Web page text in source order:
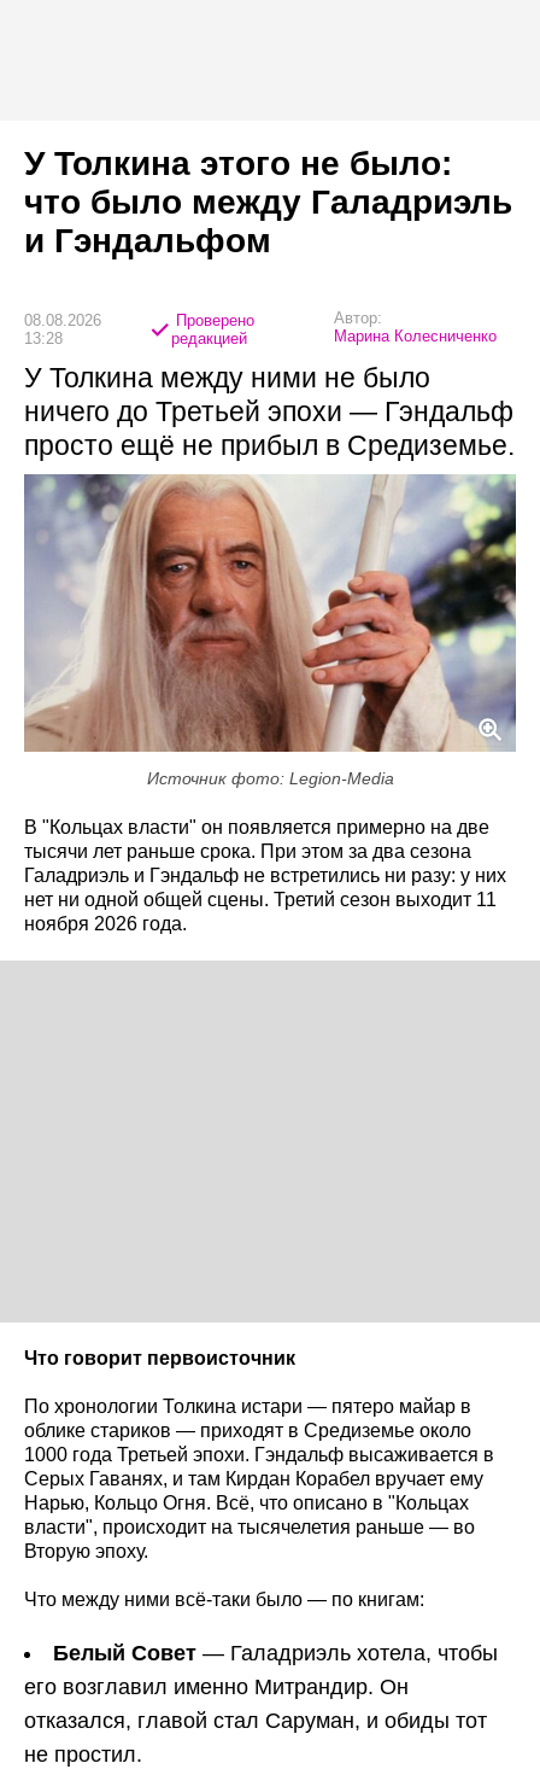
У Толкина этого не было:
что было между Галадриэль
и Гэндальфом
08.08.2026
13:28
Проверено
редакцией
Автор:
Марина Колесниченко
У Толкина между ними не было
ничего до Третьей эпохи — Гэндальф
просто ещё не прибыл в Средиземье.
Источник фото: Legion-Media
В "Кольцах власти" он появляется примерно на две
тысячи лет раньше срока. При этом за два сезона
Галадриэль и Гэндальф не встретились ни разу: у них
нет ни одной общей сцены. Третий сезон выходит 11
ноября 2026 года.
Что говорит первоисточник
По хронологии Толкина истари — пятеро майар в
облике стариков — приходят в Средиземье около
1000 года Третьей эпохи. Гэндальф высаживается в
Серых Гаванях, и там Кирдан Корабел вручает ему
Нарью, Кольцо Огня. Всё, что описано в "Кольцах
власти", происходит на тысячелетия раньше — во
Вторую эпоху.
Что между ними всё-таки было — по книгам:
Белый Совет — Галадриэль хотела, чтобы
его возглавил именно Митрандир. Он
отказался, главой стал Саруман, и обиды тот
не простил.